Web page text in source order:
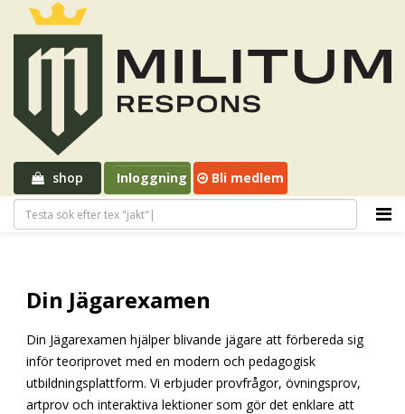
shop Inloggning Bli medlem
Din Jägarexamen
Din Jägarexamen hjälper blivande jägare att förbereda sig
inför teoriprovet med en modern och pedagogisk
utbildningsplattform. Vi erbjuder provfrågor, övningsprov,
artprov och interaktiva lektioner som gör det enklare att